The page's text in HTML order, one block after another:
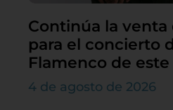
Continúa la venta
para el concierto
Flamenco de este
4 de agosto de 2026